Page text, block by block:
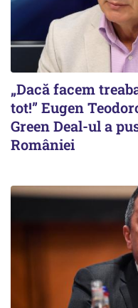
„Dacă facem
tot!” Eugen
Green Deal-ul a
României